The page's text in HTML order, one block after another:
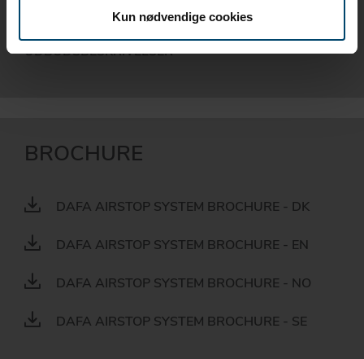
Kun nødvendige cookies
UDBUDSBESKRIVELSER
BROCHURE
DAFA AIRSTOP SYSTEM BROCHURE - DK
DAFA AIRSTOP SYSTEM BROCHURE - EN
DAFA AIRSTOP SYSTEM BROCHURE - NO
DAFA AIRSTOP SYSTEM BROCHURE - SE